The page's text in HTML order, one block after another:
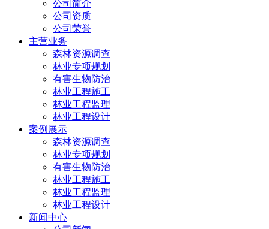
公司简介
公司资质
公司荣誉
主营业务
森林资源调查
林业专项规划
有害生物防治
林业工程施工
林业工程监理
林业工程设计
案例展示
森林资源调查
林业专项规划
有害生物防治
林业工程施工
林业工程监理
林业工程设计
新闻中心